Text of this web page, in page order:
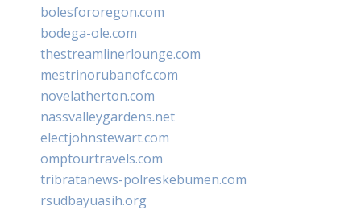
bolesfororegon.com
bodega-ole.com
thestreamlinerlounge.com
mestrinorubanofc.com
novelatherton.com
nassvalleygardens.net
electjohnstewart.com
omptourtravels.com
tribratanews-polreskebumen.com
rsudbayuasih.org